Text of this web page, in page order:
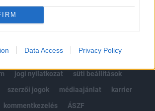
Data Access Privacy Policy
jogi nyilatkozat
süti beállítások
szerzői jogok médiaajánlat
karrier
kommentkezelés
ÁSZF